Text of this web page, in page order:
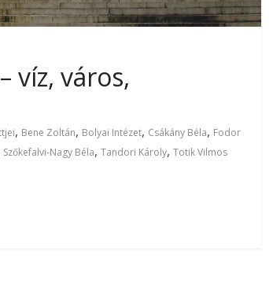
víz, város,
, Bene Zoltán, Bolyai Intézet, Csákány Béla, Fodor
Szőkefalvi-Nagy Béla, Tandori Károly, Totik Vilmos